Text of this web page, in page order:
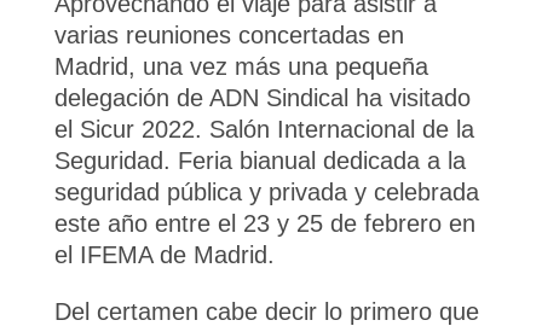
varias reuniones concertadas en
Madrid, una vez más una pequeña
delegación de ADN Sindical ha visitado
el Sicur 2022. Salón Internacional de la
Seguridad. Feria bianual dedicada a la
seguridad pública y privada y celebrada
este año entre el 23 y 25 de febrero en
el IFEMA de Madrid.
Del certamen cabe decir lo primero que